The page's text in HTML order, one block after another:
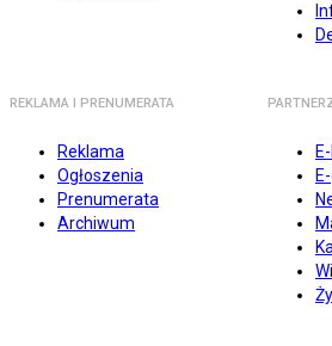
REKLAMA I PRENUMERATA
Reklama
Ogłoszenia
Prenumerata
Archiwum